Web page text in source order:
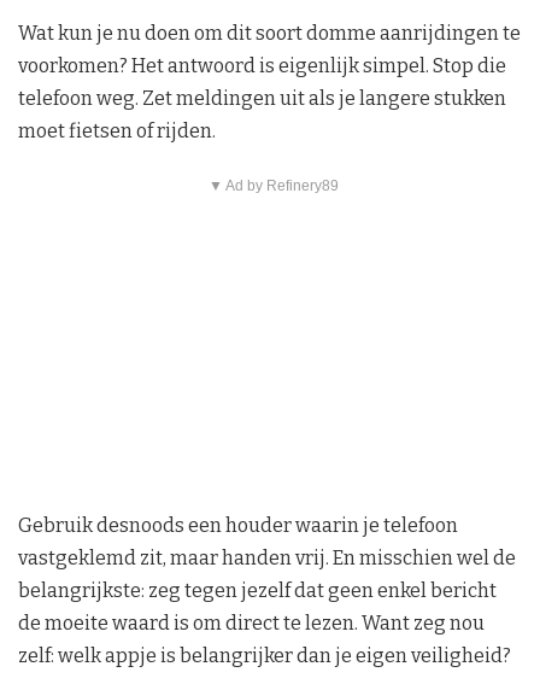
Wat kun je nu doen om dit soort domme aanrijdingen te
voorkomen? Het antwoord is eigenlijk simpel. Stop die
telefoon weg. Zet meldingen uit als je langere stukken
moet fietsen of rijden.
▼ Ad by Refinery89
Gebruik desnoods een houder waarin je telefoon
vastgeklemd zit, maar handen vrij. En misschien wel de
belangrijkste: zeg tegen jezelf dat geen enkel bericht
de moeite waard is om direct te lezen. Want zeg nou
zelf: welk appje is belangrijker dan je eigen veiligheid?